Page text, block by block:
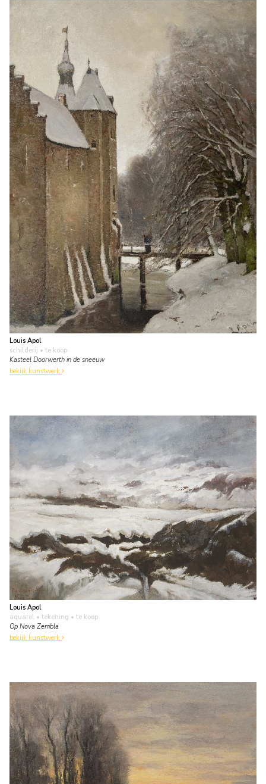
Louis Apol
schilderij • te koop
Kasteel Doorwerth in de sneeuw
bekijk kunstwerk
Louis Apol
aquarel • tekening • te koop
Op Nova Zembla
bekijk kunstwerk